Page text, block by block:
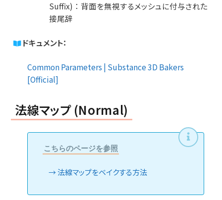
Suffix) ： 背面を無視するメッシュに付与された
接尾辞
ドキュメント：
Common Parameters | Substance 3D Bakers
[Official]
法線マップ (Normal)
こちらのページを参照
法線マップをベイクする方法